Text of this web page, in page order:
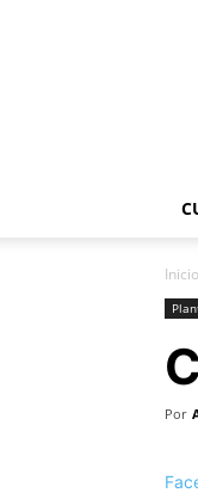
Inicio
Por